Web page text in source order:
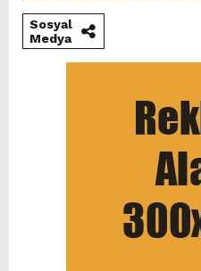
Sosyal
Medya